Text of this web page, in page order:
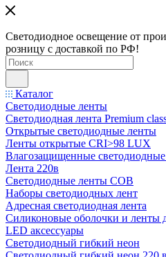
Светодиодное освещение от
розницу с доставкой по РФ!
Каталог
Светодиодные ленты
Светодиодная лента Premium
Открытые светодиодные ленты
Ленты открытые CRI>98 LUX
Влагозащищенные
Лента 220в
Светодиодные ленты COB
Наборы светодиодных лент
Адресная светодиодная лента
Силиконовые оболочки и ленты
LED аксессуары
Светодиодный гибкий неон